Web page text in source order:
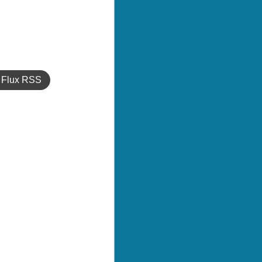
Flux RSS